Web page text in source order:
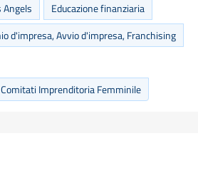
Educazione finanziaria
d'impresa, Avvio d'impresa, Franchising
Imprenditoria Femminile